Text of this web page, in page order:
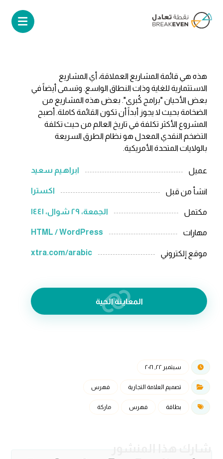
هذه هي قائمة المشاريع العملاقة، أي المشاريع
الاستثمارية للغاية وذات النطاق الواسع. وتسمى أيضاً في
بعض الأحيان "برامج كُبرى". بعض هذه المشاريع من
الضخامة بحيث لا يجوز أبداً أن تكون القائمة كاملة. أصبح
المشروع الأكثر تكلفة في تاريخ العالم من حيث تكلفة
التضخم النقدي المعدل هو نظام الطرق السريعة
بالولايات المتحدة الأمريكية.
عميل ابراهيم سعيد
انشأ من قبل اکسترا
مكتمل الجمعة، ٢٩ شوال، ١٤٤١
مهارات HTML / WordPress
موقع إلكتروني xtra.com/arabic
المعاينة الحية
سبتمبر ٢٢, ٢٠٢١
تصميم العلامة التجارية فهرس
بطاقة فهرس ماركة